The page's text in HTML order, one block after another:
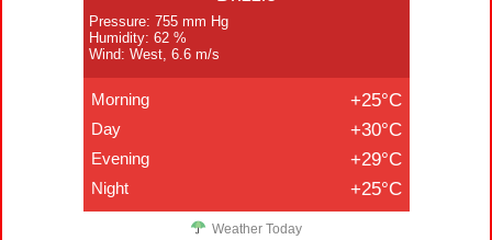
Pressure: 755 mm Hg
Humidity: 62 %
Wind: West, 6.6 m/s
Morning +25°C
Day +30°C
Evening +29°C
Night +25°C
Weather Today